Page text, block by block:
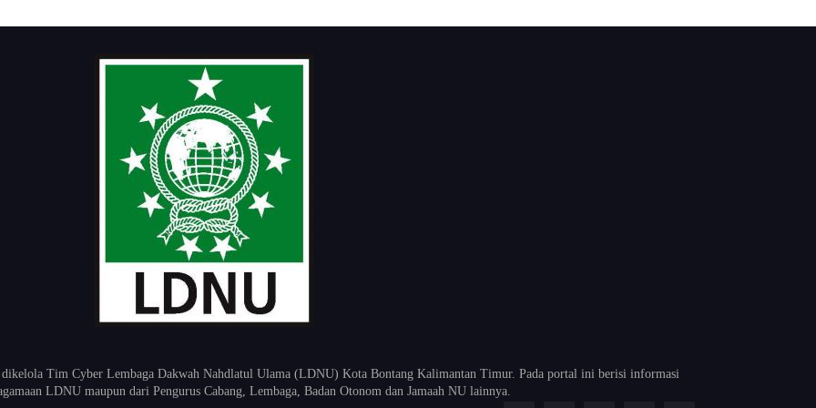
Tim Cyber Lembaga Dakwah Nahdlatul Ulama (LDNU) Kota Bontang Kalimantan Timur. Pada portal ini berisi informasi
LDNU maupun dari Pengurus Cabang, Lembaga, Badan Otonom dan Jamaah NU lainnya.